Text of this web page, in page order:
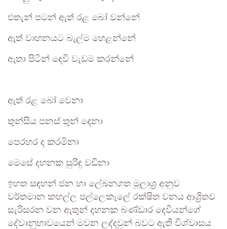
එතැන් පටන් ඇත් රළ බෝ වන්නේ
ඇත් වාහනයට බැල්ම හෙළන්නේ
ඇතා පිටින් දෙවි වැඩම කරන්නේ
ඇත් රළ බෝ වෙනා
තුන්සිය පනස් තුන් දෙනා
පෙරහර ද කරමිනා
මෙසේ දහනක සුරිඳු වඩිනා
ඉහත සඳහන් ජන හා ලේඛනගත මූලාශ්‍ර අනුව
වර්තමාන කහල්ල පල්ලෙකැලේ රක්ෂිත වනය ආශ්‍රිතව
සැරිසරන වන ඇතුන් දහනක බණ්ඩාර දෙවියන්ගේ
දේවානුභාවයෙන් මවන ලද්දවුන් බවට ඇති විශ්වාසය